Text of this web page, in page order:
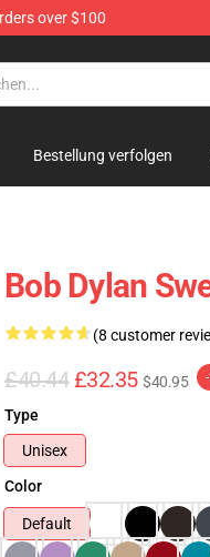
over $100
Bestellung verfolgen
Bob Dylan
(8 customer
£40.44 £32.35 $40.95
Type
Unisex
Color
Default